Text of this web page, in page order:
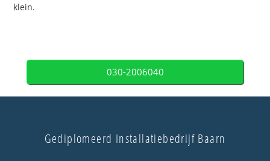
klein.
030-2006040
Gediplomeerd Installatiebedrijf Baarn